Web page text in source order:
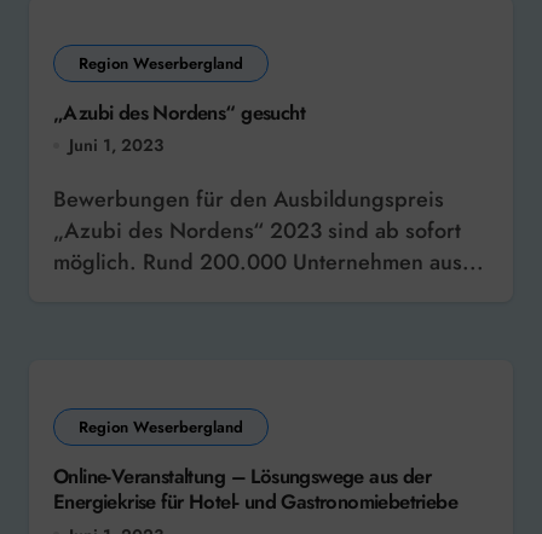
Region Weserbergland
„Azubi des Nordens“ gesucht
Juni 1, 2023
Bewerbungen für den Ausbildungspreis
„Azubi des Nordens“ 2023 sind ab sofort
möglich. Rund 200.000 Unternehmen aus...
Region Weserbergland
Online-Veranstaltung – Lösungswege aus der
Energiekrise für Hotel- und Gastronomiebetriebe